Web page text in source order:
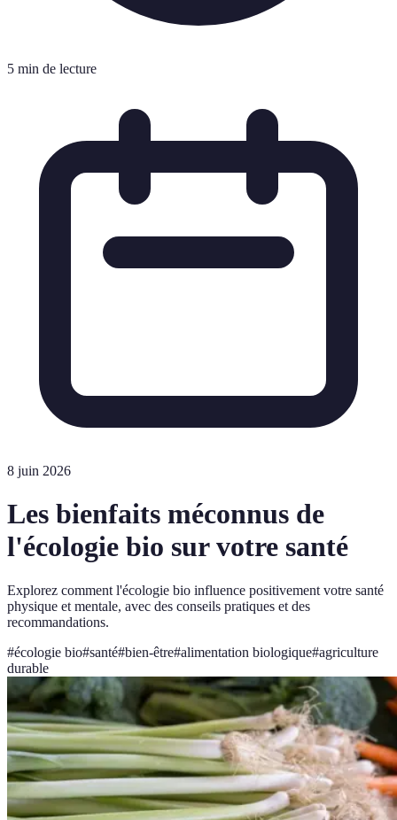
5 min de lecture
8 juin 2026
Les bienfaits méconnus de
l'écologie bio sur votre santé
Explorez comment l'écologie bio influence positivement votre santé
physique et mentale, avec des conseils pratiques et des
recommandations.
#écologie bio#santé#bien-être#alimentation biologique#agriculture
durable